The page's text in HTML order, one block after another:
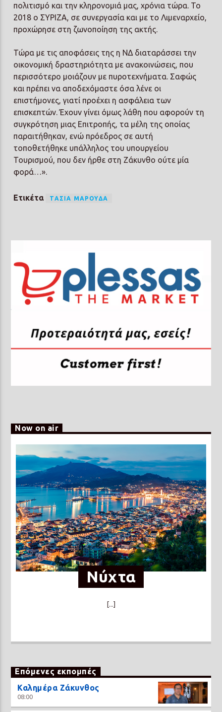
πολιτισμό και την κληρονομιά μας, χρόνια τώρα. Το
2018 ο ΣΥΡΙΖΑ, σε συνεργασία και με το Λιμεναρχείο,
προχώρησε στη ζωνοποίηση της ακτής.
Τώρα με τις αποφάσεις της η ΝΔ διαταράσσει την
οικονομική δραστηριότητα με ανακοινώσεις, που
περισσότερο μοιάζουν με πυροτεχνήματα. Σαφώς
και πρέπει να αποδεχόμαστε όσα λένε οι
επιστήμονες, γιατί προέχει η ασφάλεια των
επισκεπτών. Έχουν γίνει όμως λάθη που αφορούν τη
συγκρότηση μιας Επιτροπής, τα μέλη της οποίας
παραιτήθηκαν, ενώ πρόεδρος σε αυτή
τοποθετήθηκε υπάλληλος του υπουργείου
Τουρισμού, που δεν ήρθε στη Ζάκυνθο ούτε μία
φορά…».
Ετικέτα ΤΑΣΊΑ ΜΑΡΟΎΔΑ
Now on air
Νύχτα
[...]
Επόμενες εκπομπές
Καλημέρα Ζάκυνθος
08:00